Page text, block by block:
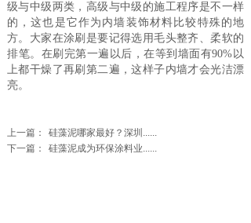
级与中级两类，高级与中级的施工程序是不一样
的，这也是它作为内墙装饰材料比较特殊的地
方。大家在涂刷是要记得选用毛头整齐、柔软的
排笔。在刷完第一遍以后，在等到墙面有90%以
上都干燥了再刷第二遍，这样子内墙才会光洁漂
亮。
上一篇：
硅藻泥哪家最好？深圳......
下一篇：
硅藻泥成为环保涂料业......